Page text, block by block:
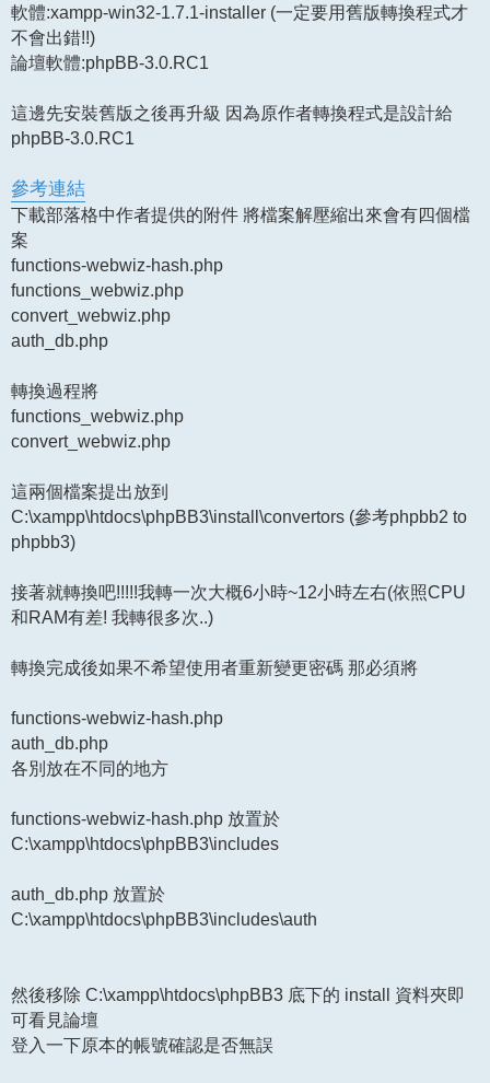
軟體:xampp-win32-1.7.1-installer (一定要用舊版轉換程式才
不會出錯!!)
論壇軟體:phpBB-3.0.RC1
這邊先安裝舊版之後再升級 因為原作者轉換程式是設計給
phpBB-3.0.RC1
參考連結
下載部落格中作者提供的附件 將檔案解壓縮出來會有四個檔
案
functions-webwiz-hash.php
functions_webwiz.php
convert_webwiz.php
auth_db.php
轉換過程將
functions_webwiz.php
convert_webwiz.php
這兩個檔案提出放到
C:\xampp\htdocs\phpBB3\install\convertors (參考phpbb2 to
phpbb3)
接著就轉換吧!!!!!我轉一次大概6小時~12小時左右(依照CPU
和RAM有差! 我轉很多次..)
轉換完成後如果不希望使用者重新變更密碼 那必須將
functions-webwiz-hash.php
auth_db.php
各別放在不同的地方
functions-webwiz-hash.php 放置於
C:\xampp\htdocs\phpBB3\includes
auth_db.php 放置於
C:\xampp\htdocs\phpBB3\includes\auth
然後移除 C:\xampp\htdocs\phpBB3 底下的 install 資料夾即
可看見論壇
登入一下原本的帳號確認是否無誤